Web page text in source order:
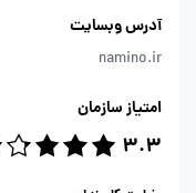
آدرس وبسایت
namino.ir
امتیاز سازمان
3.3